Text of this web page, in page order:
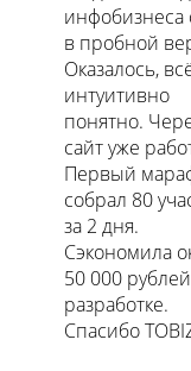
инфобизнеса
в пробной
Оказалось,
интуитивно
понятно.
сайт уже
Первый
собрал 80
за 2 дня.
Сэкономила
50 000
разработке.
Спасибо